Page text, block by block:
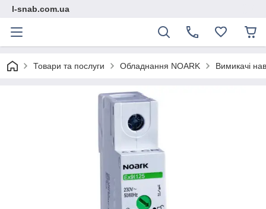
l-snab.com.ua
Товари та послуги Обладнання NOARK Вимикачі